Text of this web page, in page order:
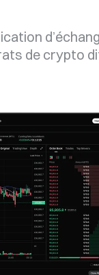
de crypto